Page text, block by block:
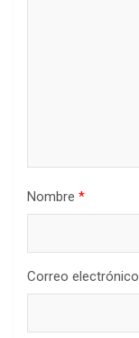
Nombre *
Correo electrónico